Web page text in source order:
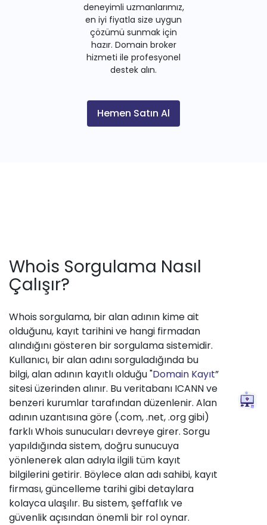
deneyimli uzmanlarımız,
en iyi fiyatla size uygun
çözümü sunmak için
hazır. Domain broker
hizmeti ile profesyonel
destek alın.
Hemen Satın Al
Whois Sorgulama Nasıl
Çalışır?
Whois sorgulama, bir alan adının kime ait
olduğunu, kayıt tarihini ve hangi firmadan
alındığını gösteren bir sorgulama sistemidir.
Kullanıcı, bir alan adını sorguladığında bu
bilgi, alan adının kayıtlı olduğu "Domain Kayıt”
sitesi üzerinden alınır. Bu veritabanı ICANN ve
benzeri kurumlar tarafından düzenlenir. Alan
adının uzantısına göre (.com, .net, .org gibi)
farklı Whois sunucuları devreye girer. Sorgu
yapıldığında sistem, doğru sunucuya
yönlenerek alan adıyla ilgili tüm kayıt
bilgilerini getirir. Böylece alan adı sahibi, kayıt
firması, güncelleme tarihi gibi detaylara
kolayca ulaşılır. Bu sistem, şeffaflık ve
güvenlik açısından önemli bir rol oynar.